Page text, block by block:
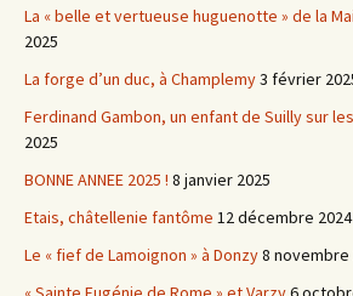
La « belle et vertueuse huguenotte » de la
2025
La forge d’un duc, à Champlemy3 février
Ferdinand Gambon, un enfant de Suilly sur
2025
BONNE ANNEE 2025 ! 8 janvier 2025
Etais, châtellenie fantôme 12 décembre 2024
Le « fief de Lamoignon » à Donzy8 novembre